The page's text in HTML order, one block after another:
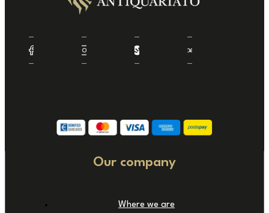
Our company
Where we are